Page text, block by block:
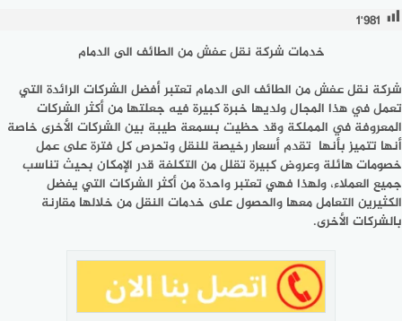
1٬981
خدمات شركة نقل عفش من الطائف الى الدمام
شركة نقل عفش من الطائف الى الدمام تعتبر أفضل الشركات الرائدة التي
تعمل في هذا المجال ولديها خبرة كبيرة فيه جعلتها من أكثر الشركات
المعروفة في المملكة وقد حظيت بسمعة طيبة بين الشركات الأخرى خاصة
أنها تتميز بأنها تقدم أسعار رخيصة للنقل وتحرص كل فترة على عمل
خصومات هائلة وعروض كبيرة تقلل من التكلفة قدر الإمكان بحيث تناسب
جميع العملاء، ولهذا فهي تعتبر واحدة من أكثر الشركات التي يفضل
الكثيرين التعامل معها والحصول على خدمات النقل من خلالها مقارنة
بالشركات الأخرى.